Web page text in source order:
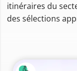
itinéraires du
des sélections